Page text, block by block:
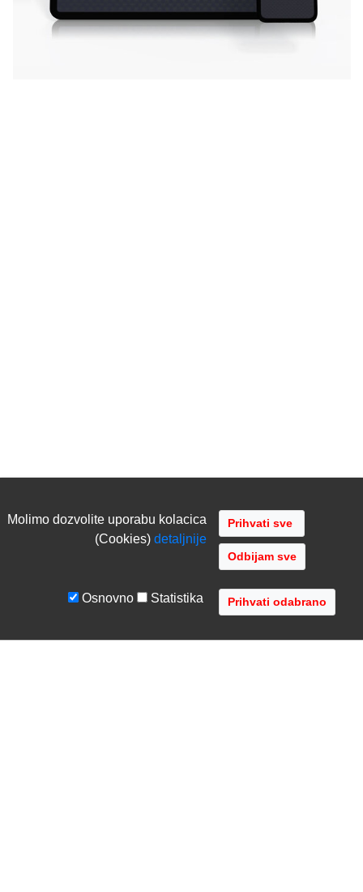
Molimo dozvolite uporabu kolacica
(Cookies)detaljnije
Odbijam sve
Osnovno Statistika